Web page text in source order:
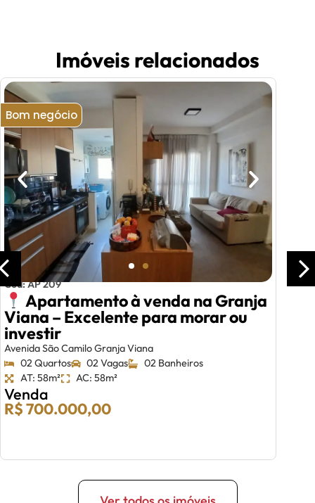
Imóveis relacionados
Bom negócio
Cód: AP 209
Apartamento à venda na Granja
Viana – Excelente para morar ou
investir
Avenida São Camilo Granja Viana
02 Quartos
02 Vagas
02 Banheiros
AT: 58m²
AC: 58m²
Venda
R$ 700.000,00